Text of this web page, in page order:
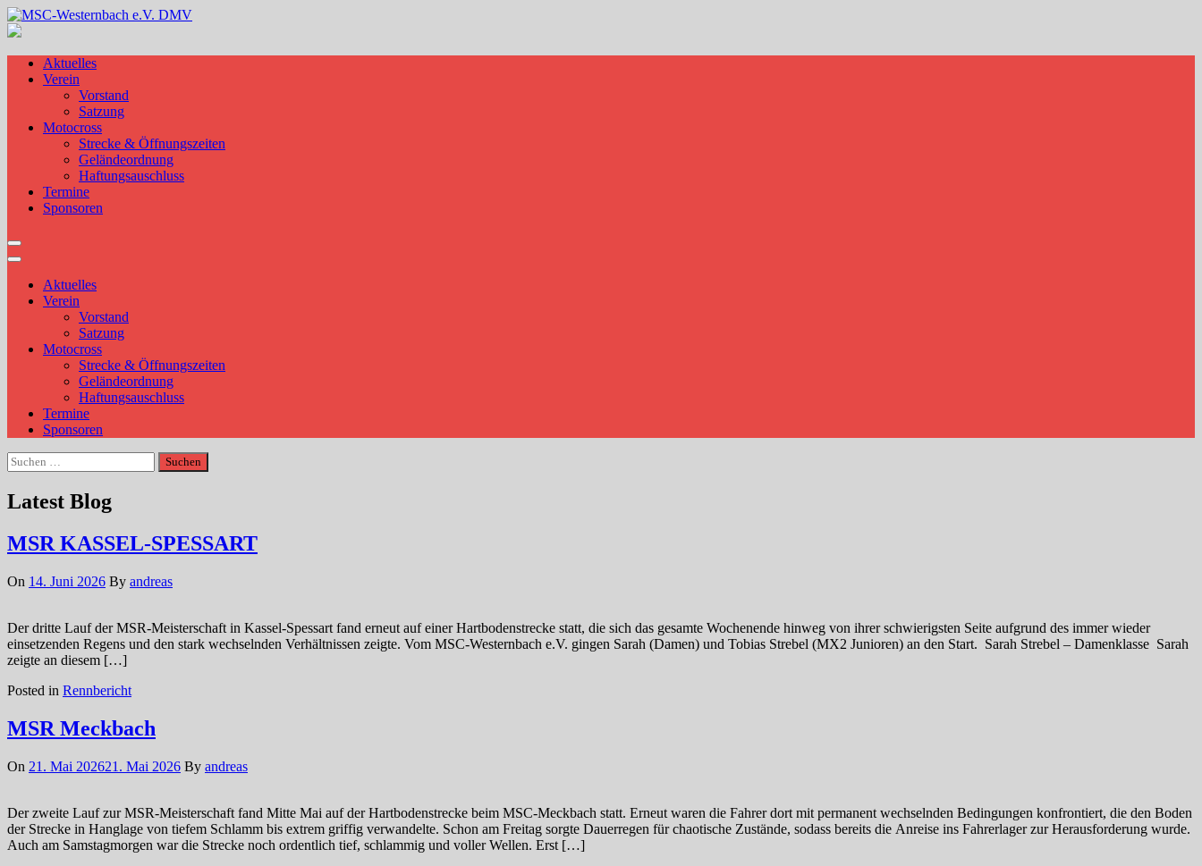
Skip
to
Aktuelles
Verein
Vorstand
Satzung
Motocross
Strecke & Öffnungszeiten
Geländeordnung
Haftungsauschluss
Termine
Sponsoren
Aktuelles
Verein
Vorstand
Satzung
Motocross
Strecke & Öffnungszeiten
Geländeordnung
Haftungsauschluss
Termine
Sponsoren
Suchen
nach:
Latest Blog
MSR KASSEL-SPESSART
On 14. Juni 2026 By andreas
Der dritte Lauf der MSR-Meisterschaft in Kassel-Spessart fand erneut auf einer Hartbodenstrecke statt, die sich das gesamte Wochenende hinweg von ihrer schwierigsten Seite aufgrund des immer wieder
einsetzenden Regens und den stark wechselnden Verhältnissen zeigte. Vom MSC-Westernbach e.V. gingen Sarah (Damen) und Tobias Strebel (MX2 Junioren) an den Start. Sarah Strebel – Damenklasse Sarah
zeigte an diesem […]
Posted in Rennbericht
MSR Meckbach
On 21. Mai 202621. Mai 2026 By andreas
Der zweite Lauf zur MSR-Meisterschaft fand Mitte Mai auf der Hartbodenstrecke beim MSC-Meckbach statt. Erneut waren die Fahrer dort mit permanent wechselnden Bedingungen konfrontiert, die den Boden
der Strecke in Hanglage von tiefem Schlamm bis extrem griffig verwandelte. Schon am Freitag sorgte Dauerregen für chaotische Zustände, sodass bereits die Anreise ins Fahrerlager zur Herausforderung wurde.
Auch am Samstagmorgen war die Strecke noch ordentlich tief, schlammig und voller Wellen. Erst […]